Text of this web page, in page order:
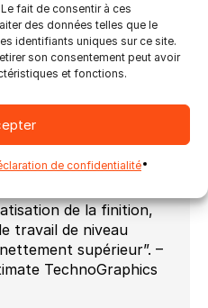
fait de consentir à ces
des données telles que le
identifiants uniques sur ce site.
son consentement peut avoir
et fonctions.
de confidentialité
l’améliorer et
on peut voir une
à fin un travail
Bindery®, sans
de finition d’Hunkeler.
de la finition,
travail de niveau
supérieur”. –
TechnoGraphics